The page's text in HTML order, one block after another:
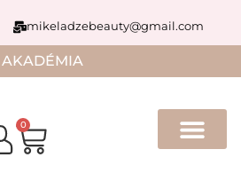
mikeladzebeauty@gmail.com
AKADÉMIA
0